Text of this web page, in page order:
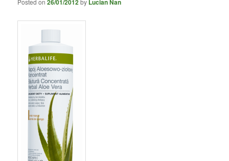
Posted on26/01/2012by Lucian Nan